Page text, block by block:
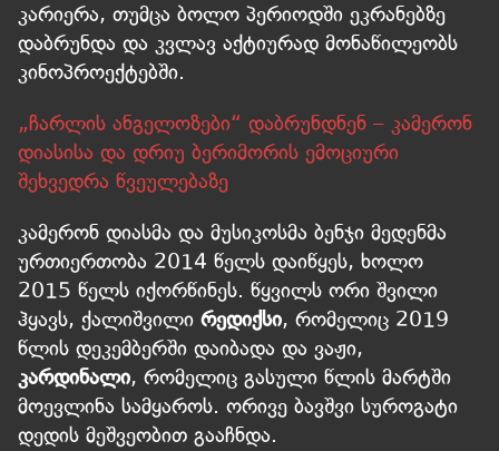
კარიერა, თუმცა ბოლო პერიოდში ეკრანებზე
დაბრუნდა და კვლავ აქტიურად მონაწილეობს
კინოპროექტებში.
„ჩარლის ანგელოზები“ დაბრუნდნენ – კამერონ
დიასისა და დრიუ ბერიმორის ემოციური
შეხვედრა წვეულებაზე
კამერონ დიასმა და მუსიკოსმა ბენჯი მედენმა
ურთიერთობა 2014 წელს დაიწყეს, ხოლო
2015 წელს იქორწინეს. წყვილს ორი შვილი
ჰყავს, ქალიშვილი რედიქსი, რომელიც 2019
წლის დეკემბერში დაიბადა და ვაჟი,
კარდინალი, რომელიც გასული წლის მარტში
მოევლინა სამყაროს. ორივე ბავშვი სუროგატი
დედის მეშვეობით გააჩნდა.